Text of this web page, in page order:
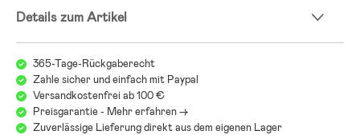
Details zum Artikel
365-Tage-Rückgaberecht
Zahle sicher und einfach mit Paypal
Versandkostenfrei ab 100 €
Preisgarantie - Mehr erfahren ->
Zuverlässige Lieferung direkt aus dem eigenen Lager